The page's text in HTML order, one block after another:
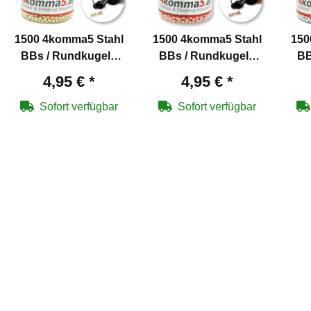
1500 4komma5 Stahl
BBs / Rundkugeln
Messing überzogen
für Co2-Waffen
4,95 € *
Sofort verfügbar
1500 4komma5 Stahl
BBs / Rundkugeln
verkupfert für Co2-
Waffen
4,95 € *
Sofort verfügbar